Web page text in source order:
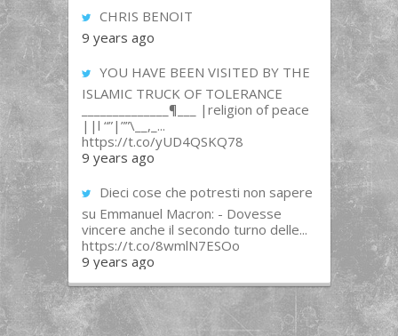
CHRIS BENOIT
9 years ago
YOU HAVE BEEN VISITED BY THE
ISLAMIC TRUCK OF TOLERANCE
______________¶___ |religion of peace
||l “”|””\__,_...
https://t.co/yUD4QSKQ78
9 years ago
Dieci cose che potresti non sapere
su Emmanuel Macron: - Dovesse
vincere anche il secondo turno delle...
https://t.co/8wmlN7ESOo
9 years ago